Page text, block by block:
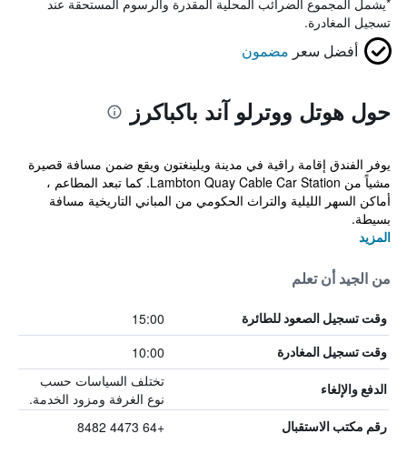
*يشمل المجموع الضرائب المحلية المقدرة والرسوم المستحقة عند
تسجيل المغادرة.
أفضل سعر مضمون
حول هوتل ووترلو آند باكباكرز
يوفر الفندق إقامة راقية في مدينة ويلينغتون ويقع ضمن مسافة قصيرة
مشياً من Lambton Quay Cable Car Station. كما تبعد المطاعم ،
أماكن السهر الليلية والتراث الحكومي من المباني التاريخية مسافة
بسيطة.
المزيد
من الجيد أن تعلم
وقت تسجيل الصعود للطائرة 15:00
وقت تسجيل المغادرة 10:00
الدفع والإلغاء
تختلف السياسات حسب
نوع الغرفة ومزود الخدمة.
رقم مكتب الاستقبال +64 4473 8482